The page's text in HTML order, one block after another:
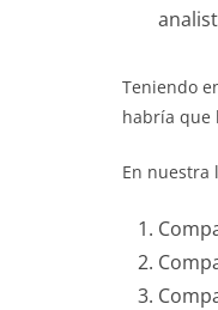
Teniendo
habría que
En nuestra